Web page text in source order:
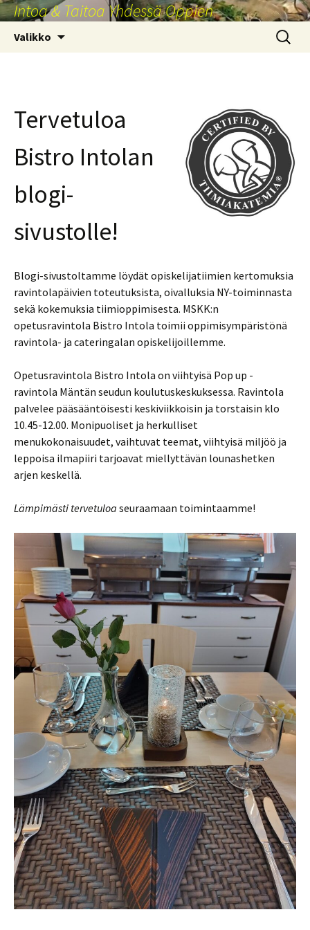
Siirry
sisältöön
Intoa & Taitoa Yhdessä Oppien
Valikko Haku:
Tervetuloa
Bistro Intolan
blogi-
sivustolle!
Blogi-sivustoltamme löydät opiskelijatiimien kertomuksia
ravintolapäivien toteutuksista, oivalluksia NY-toiminnasta
sekä kokemuksia tiimioppimisesta. MSKK:n
opetusravintola Bistro Intola toimii oppimisympäristönä
ravintola- ja cateringalan opiskelijoillemme.
Opetusravintola Bistro Intola on viihtyisä Pop up -
ravintola Mäntän seudun koulutuskeskuksessa. Ravintola
palvelee pääsääntöisesti keskiviikkoisin ja torstaisin klo
10.45-12.00. Monipuoliset ja herkulliset
menukokonaisuudet, vaihtuvat teemat, viihtyisä miljöö ja
leppoisa ilmapiiri tarjoavat miellyttävän lounashetken
arjen keskellä.
Lämpimästi tervetuloa seuraamaan toimintaamme!